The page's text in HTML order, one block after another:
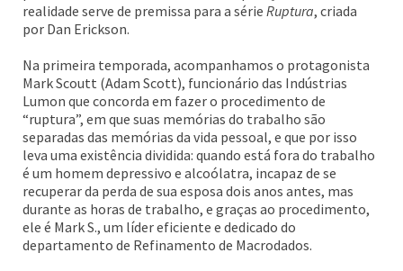
realidade serve de premissa para a série Ruptura, criada
por Dan Erickson.
Na primeira temporada, acompanhamos o protagonista
Mark Scoutt (Adam Scott), funcionário das Indústrias
Lumon que concorda em fazer o procedimento de
“ruptura”, em que suas memórias do trabalho são
separadas das memórias da vida pessoal, e que por isso
leva uma existência dividida: quando está fora do trabalho
é um homem depressivo e alcoólatra, incapaz de se
recuperar da perda de sua esposa dois anos antes, mas
durante as horas de trabalho, e graças ao procedimento,
ele é Mark S., um líder eficiente e dedicado do
departamento de Refinamento de Macrodados.